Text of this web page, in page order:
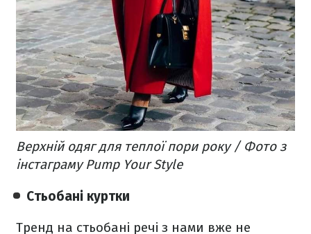
Верхній одяг для теплої пори року / Фото з
інстаграму Pump Your Style
Стьобані куртки
Тренд на стьобані речі з нами вже не